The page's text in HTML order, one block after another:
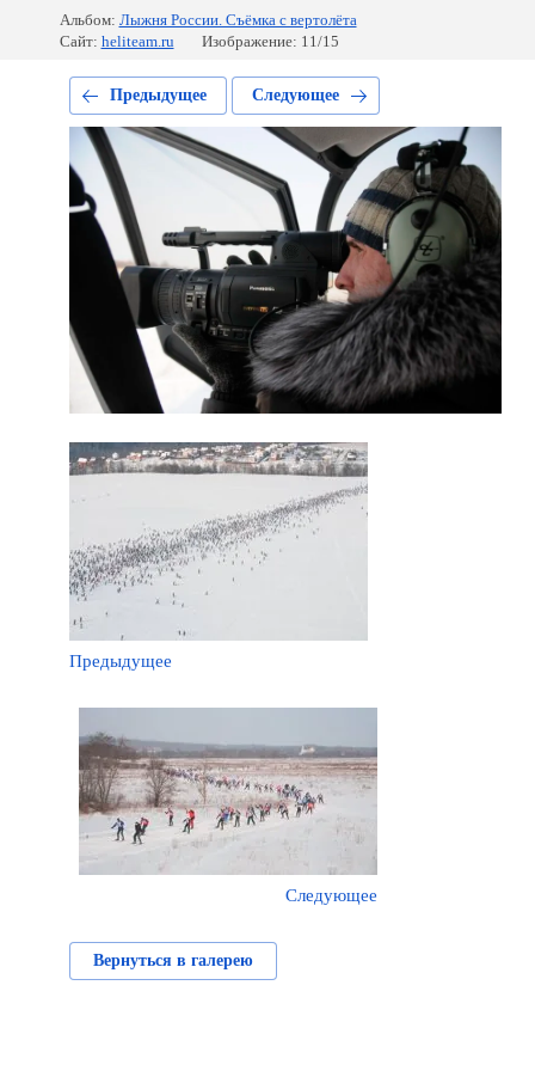
Альбом: Лыжня России. Съёмка с вертолёта
Сайт: heliteam.ru Изображение: 11/15
Предыдущее Следующее
Предыдущее
Следующее
Вернуться в галерею